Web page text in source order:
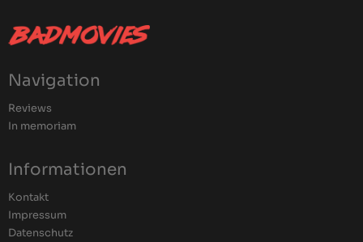
Navigation
Reviews
In memoriam
Informationen
Kontakt
Impressum
Datenschutz